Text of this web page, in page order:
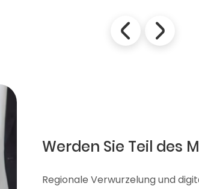
Werden Sie Teil des
Regionale Verwurzelung und